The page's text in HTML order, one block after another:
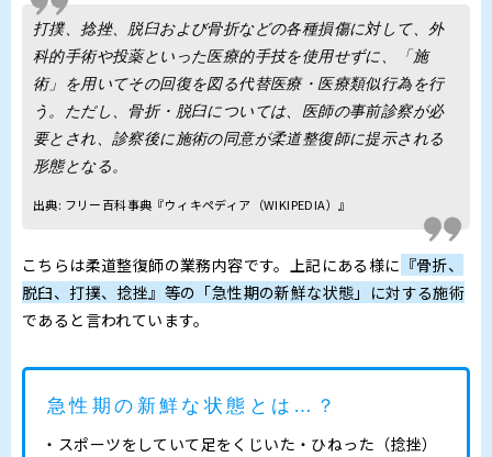
打撲、捻挫、脱臼および骨折などの各種損傷に対して、外
科的手術や投薬といった医療的手技を使用せずに、「施
術」を用いてその回復を図る代替医療・医療類似行為を行
う。ただし、骨折・脱臼については、医師の事前診察が必
要とされ、診察後に施術の同意が柔道整復師に提示される
形態となる。
出典: フリー百科事典『ウィキペディア（WIKIPEDIA）』
こちらは柔道整復師の業務内容です。上記にある様に 『骨折、
脱臼、打撲、捻挫』等の「急性期の新鮮な状態」に対する施術
であると言われています。
急性期の新鮮な状態とは…？
スポーツをしていて足をくじいた・ひねった（捻挫）